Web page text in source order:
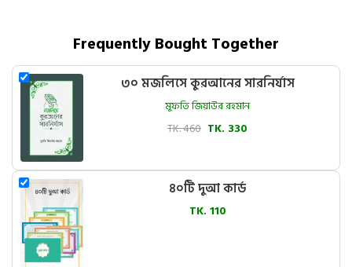
Frequently Bought Together
৩০ মজলিসে কুরআনের সারনির্যাস
মুফতি জিয়াউর রহমান
TK. 460 TK. 330
৪০টি দুআ কার্ড
TK. 110